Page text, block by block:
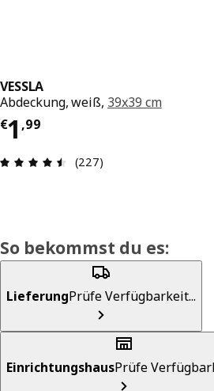
VESSLA
Abdeckung, weiß, 39x39 cm
€1 ,99
Preis € 1,99
Produktbewertung: 4.5
(227)
So bekommst du es:
LieferungPrüfe Verfügbarkeit...
EinrichtungshausPrüfe